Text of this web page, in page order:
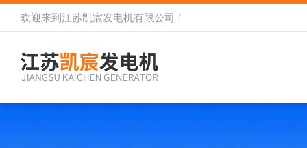
欢迎来到 江苏凯宸发电机有限公司 ！